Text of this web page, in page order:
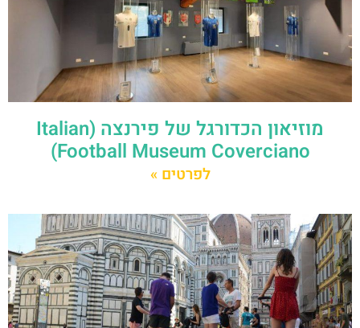
מוזיאון הכדורגל של פירנצה (Italian
Football Museum Coverciano)
לפרטים »